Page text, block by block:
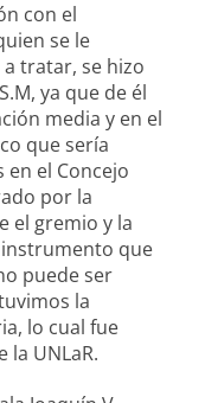
con el
se le
tratar, se hizo
ya que de él
media y en el
que sería
el Concejo
por la
el gremio y la
que
puede ser
la
lo cual fue
UNLaR.